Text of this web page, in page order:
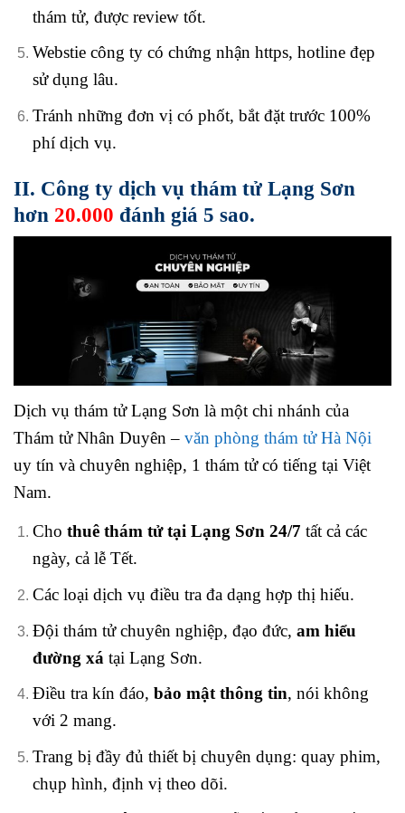
thám tử, được review tốt.
Webstie công ty có chứng nhận https, hotline đẹp
sử dụng lâu.
Tránh những đơn vị có phốt, bắt đặt trước 100%
phí dịch vụ.
II. Công ty dịch vụ thám tử Lạng Sơn
hơn 20.000 đánh giá 5 sao.
Dịch vụ thám tử Lạng Sơn là một chi nhánh của
Thám tử Nhân Duyên – văn phòng thám tử Hà Nội
uy tín và chuyên nghiệp, 1 thám tử có tiếng tại Việt
Nam.
Cho thuê thám tử tại Lạng Sơn 24/7 tất cả các
ngày, cả lễ Tết.
Các loại dịch vụ điều tra đa dạng hợp thị hiếu.
Đội thám tử chuyên nghiệp, đạo đức, am hiểu
đường xá tại Lạng Sơn.
Điều tra kín đáo, bảo mật thông tin, nói không
với 2 mang.
Trang bị đầy đủ thiết bị chuyên dụng: quay phim,
chụp hình, định vị theo dõi.